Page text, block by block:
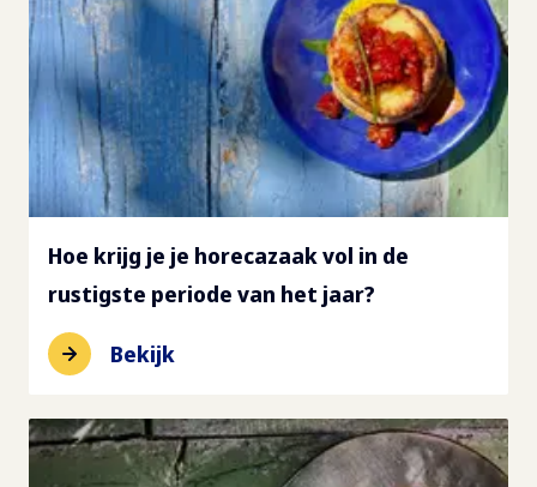
Hoe krijg je je horecazaak vol in de
rustigste periode van het jaar?
Bekijk